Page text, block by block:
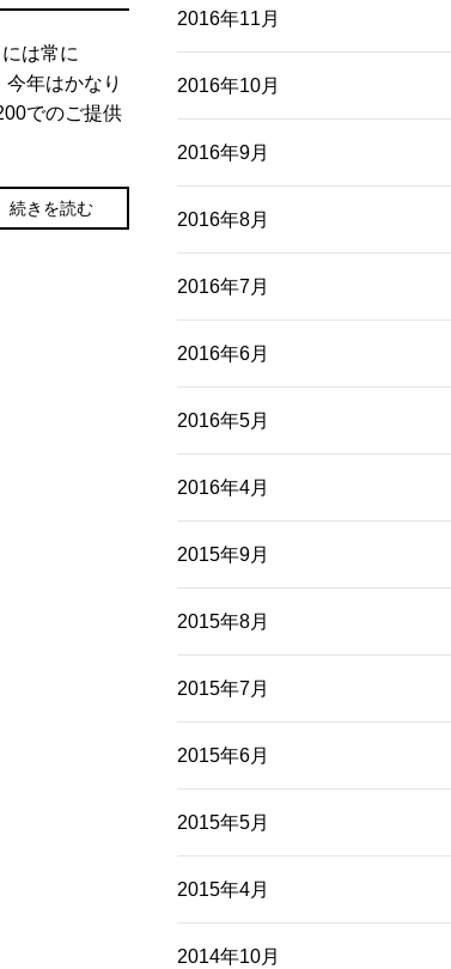
は常に
年はかなり
でのご提供
続きを読む
2016年11月
2016年10月
2016年9月
2016年8月
2016年7月
2016年6月
2016年5月
2016年4月
2015年9月
2015年8月
2015年7月
2015年6月
2015年5月
2015年4月
2014年10月